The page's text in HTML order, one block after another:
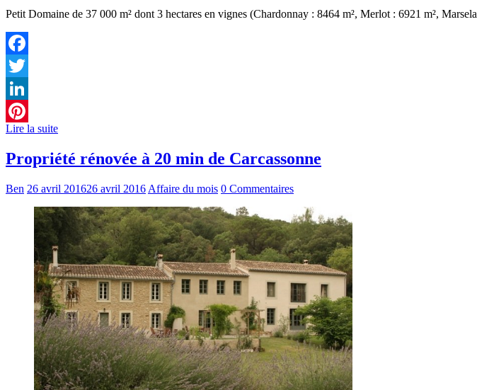
Petit Domaine de 37 000 m² dont 3 hectares en vignes (Chardonnay : 8464 m², Merlot : 6921 m²,
Facebook
Twitter
LinkedIn
Pinterest
Lire la suite
Propriété rénovée à 20 min de Carcassonne
Ben 26 avril 201626 avril 2016 Affaire du mois 0 Commentaires